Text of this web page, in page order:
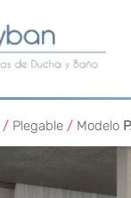
/ Plegable / Modelo